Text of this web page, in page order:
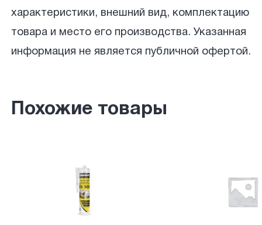
характеристики, внешний вид, комплектацию
товара и место его производства. Указанная
информация не является публичной офертой.
Похожие товары